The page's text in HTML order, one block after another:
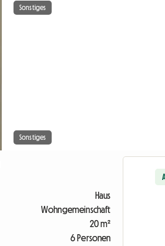
Sonstiges
Sonstiges
Haus
Wohngemeinschaft
20 m²
6 Personen